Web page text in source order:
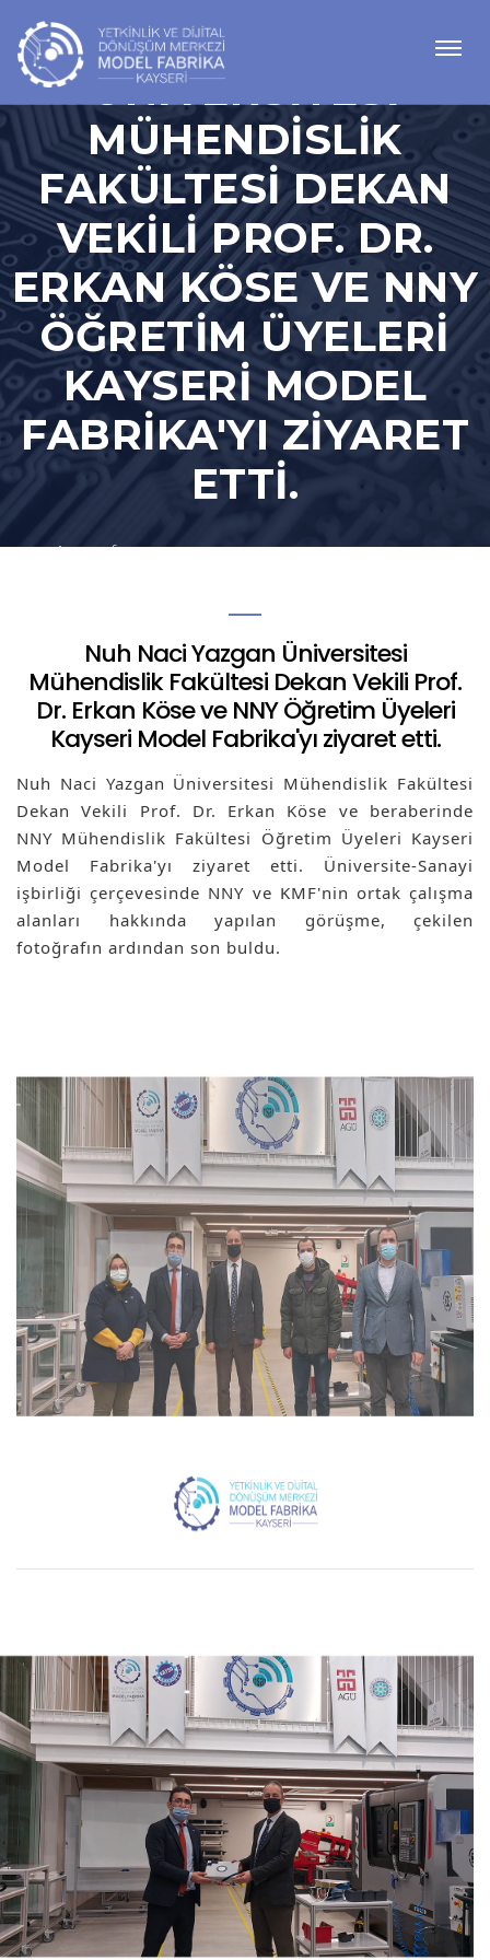
NUH NACI YAZGAN
ÜNIVERSITESI
MÜHENDISLIK
FAKÜLTESI DEKAN
VEKILI PROF. DR.
ERKAN KÖSE VE NNY
ÖĞRETIM ÜYELERI
KAYSERI MODEL
FABRIKA'YI ZIYARET
ETTI.
Anasayfa
ziyaret etti.
Nuh Naci Yazgan Üniversitesi
Mühendislik Fakültesi Dekan Vekili Prof.
Dr. Erkan Köse ve NNY Öğretim Üyeleri
Kayseri Model Fabrika'yı ziyaret etti.
Nuh Naci Yazgan Üniversitesi Mühendislik Fakültesi
Dekan Vekili Prof. Dr. Erkan Köse ve beraberinde
NNY Mühendislik Fakültesi Öğretim Üyeleri Kayseri
Model Fabrika'yı ziyaret etti. Üniversite-Sanayi
işbirliği çerçevesinde NNY ve KMF'nin ortak çalışma
alanları hakkında yapılan görüşme, çekilen
fotoğrafın ardından son buldu.